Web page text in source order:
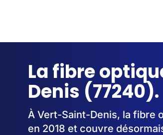
La fibre
Denis (77240).
À Vert-Saint-Denis, la fibre
en 2018 et couvre